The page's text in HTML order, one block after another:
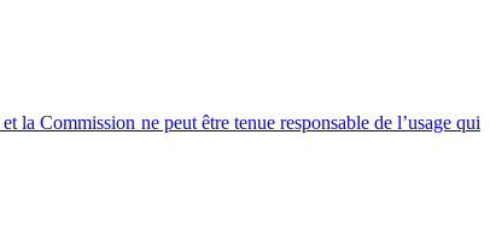
la Commission ne peut être tenue responsable de l’usage qui